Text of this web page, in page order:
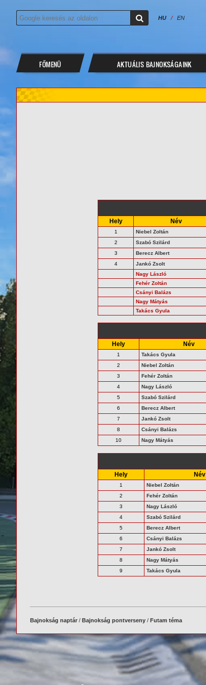
HU / EN
FŐMENÜ AKTUÁLIS BAJNOKSÁGAINK
Hely Név
1 Niebel Zoltán
2
Szabó Szilárd
3
Berecz Albert
4
Jankó Zsolt
Nagy László
Fehér Zoltán
Csányi Balázs
Nagy Mátyás
Takács Gyula
Hely Név
1 Takács Gyula
2
Niebel Zoltán
3
Fehér Zoltán
4
Nagy László
5
Szabó Szilárd
6
Berecz Albert
7
Jankó Zsolt
8
Csányi Balázs
10
Nagy Mátyás
Hely Név
1 Niebel Zoltán
2
Fehér Zoltán
3
Nagy László
4
Szabó Szilárd
5
Berecz Albert
6
Csányi Balázs
7
Jankó Zsolt
8
Nagy Mátyás
9
Takács Gyula
Bajnokság naptár/ Bajnokság pontverseny/ Futam téma